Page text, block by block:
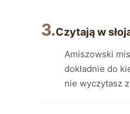
3.Czytają w
Amiszowski
dokładnie do
nie wyczytasz